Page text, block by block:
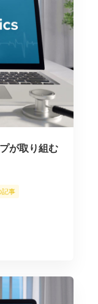
が取り組む
記事